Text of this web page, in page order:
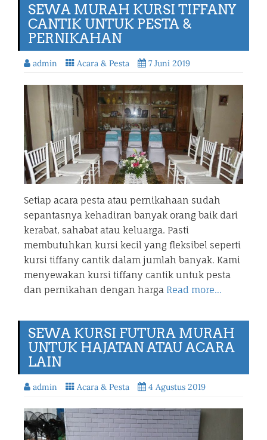
SEWA MURAH KURSI TIFFANY
CANTIK UNTUK PESTA &
PERNIKAHAN
admin Acara & Pesta 7 Juni 2019
Setiap acara pesta atau pernikahaan sudah
sepantasnya kehadiran banyak orang baik dari
kerabat, sahabat atau keluarga. Pasti
membutuhkan kursi kecil yang fleksibel seperti
kursi tiffany cantik dalam jumlah banyak. Kami
menyewakan kursi tiffany cantik untuk pesta
dan pernikahan dengan harga Read more…
SEWA KURSI FUTURA MURAH
UNTUK HAJATAN ATAU ACARA
LAIN
admin Acara & Pesta 4 Agustus 2019